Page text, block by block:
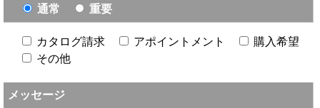
通常 重要
カタログ請求 アポイントメント
購入希望
その他
メッセージ